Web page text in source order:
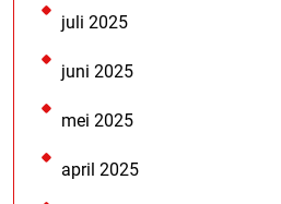
juli 2025
juni 2025
mei 2025
april 2025